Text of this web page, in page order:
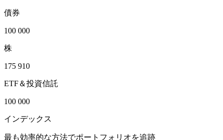
債券
100 000
株
175 910
ETF＆投資信託
100 000
インデックス
最も効率的な方法でポートフォリオを追跡